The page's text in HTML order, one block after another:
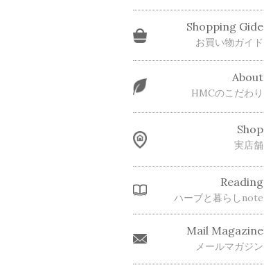
Shopping Gide
お買い物ガイド
About
HMCのこだわり
Shop
実店舗
Reading
ハーブと暮らしnote
Mail Magazine
メールマガジン